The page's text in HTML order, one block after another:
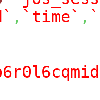
, `time` ,